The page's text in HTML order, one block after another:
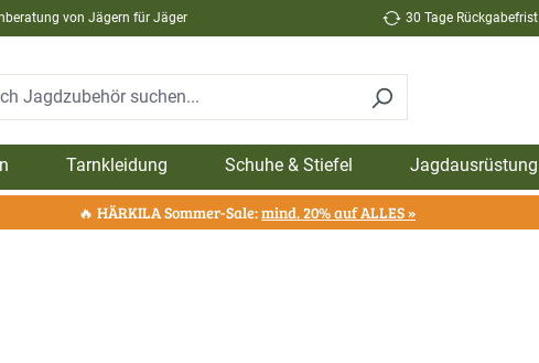
von Jägern für Jäger 30 Tage Rückgabefrist
Tarnkleidung Schuhe & Stiefel Jagdausrüstung
🔥 HÄRKILA Sommer-Sale:mind. 20% auf ALLES »